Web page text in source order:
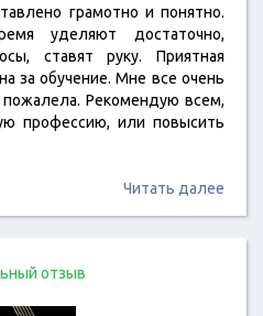
грамотно и понятно.
уделяют достаточно,
ставят руку. Приятная
за обучение. Мне все очень
Рекомендую всем,
профессию, или повысить
Читать далее
отзыв